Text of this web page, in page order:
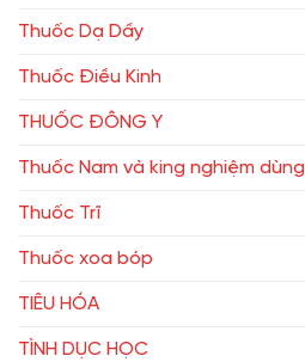
Thuốc Dạ Dầy
Thuốc Điều Kinh
THUỐC ĐÔNG Y
Thuốc Nam và king nghiệm dùng
Thuốc Trĩ
Thuốc xoa bóp
TIÊU HÓA
TÌNH DỤC HỌC